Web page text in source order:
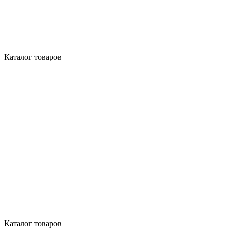
Каталог товаров
Каталог товаров